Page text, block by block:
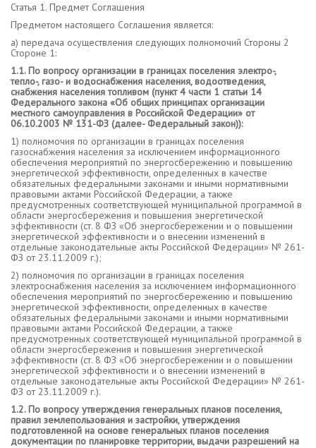
Статья 1. Предмет Соглашения
Предметом настоящего Соглашения является:
а) передача осуществления следующих полномочий Стороны 2
Стороне 1:
1.1. По вопросу организации в границах поселения электро-,
тепло-, газо- и водоснабжения населения, водоотведения,
снабжения населения топливом (пункт 4 части 1 статьи 14
Федерального закона «Об общих принципах организации
местного самоуправления в Российской Федерации» от
06.10.2003 № 131-ФЗ (далее- Федеральный закон)):
1) полномочия по организации в границах поселения
газоснабжения населения за исключением информационного
обеспечения мероприятий по энергосбережению и повышению
энергетической эффективности, определенных в качестве
обязательных федеральными законами и иными нормативными
правовыми актами Российской Федерации, а также
предусмотренных соответствующей муниципальной программой в
области энергосбережения и повышения энергетической
эффективности (ст. 8 ФЗ «Об энергосбережении и о повышении
энергетической эффективности и о внесении изменений в
отдельные законодательные акты Российской Федерации» № 261-
ФЗ от 23.11.2009 г.);
2) полномочия по организации в границах поселения
электроснабжения населения за исключением информационного
обеспечения мероприятий по энергосбережению и повышению
энергетической эффективности, определенных в качестве
обязательных федеральными законами и иными нормативными
правовыми актами Российской Федерации, а также
предусмотренных соответствующей муниципальной программой в
области энергосбережения и повышения энергетической
эффективности (ст. 8 ФЗ «Об энергосбережении и о повышении
энергетической эффективности и о внесении изменений в
отдельные законодательные акты Российской Федерации» № 261-
ФЗ от 23.11.2009 г.).
1.2. По вопросу утверждения генеральных планов поселения,
правил землепользования и застройки, утверждения
подготовленной на основе генеральных планов поселения
документации по планировке территории, выдачи разрешений на